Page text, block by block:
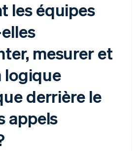
les équipes
mesurer et
logique
derrière le
appels